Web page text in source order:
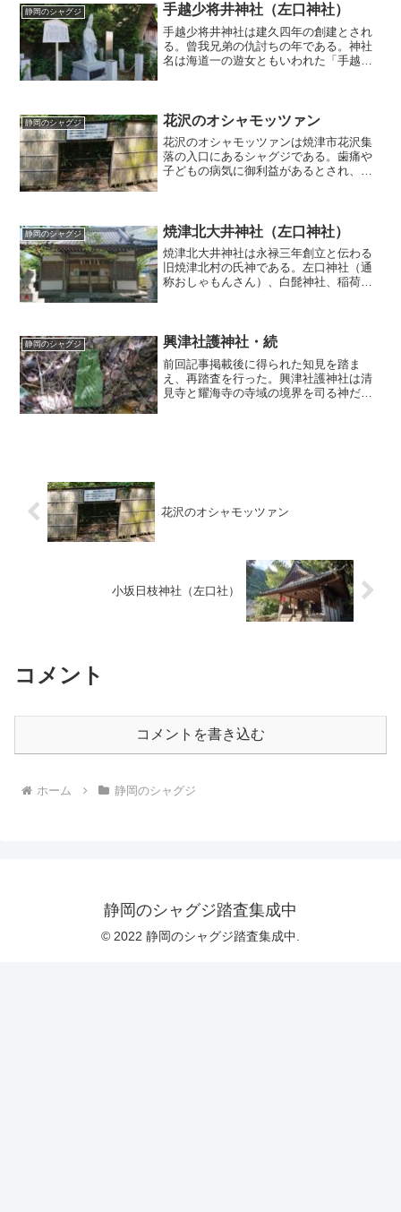
静岡のシャグジ 手越少将井神社（左口神社）
手越少将井神社は建久四年の創建とされ
る。曾我兄弟の仇討ちの年である。神社
名は海道一の遊女ともいわれた「手越の
静岡のシャグジ 花沢のオシャモッツァン
花沢のオシャモッツァンは焼津市花沢集
落の入口にあるシャグジである。歯痛や
子どもの病気に御利益があるとされ、耳
静岡のシャグジ 焼津北大井神社（左口神社）
焼津北大井神社は永禄三年創立と伝わる
旧焼津北村の氏神である。左口神社（通
称おしゃもんさん）、白髭神社、稲荷神
静岡のシャグジ 興津社護神社・続
前回記事掲載後に得られた知見を踏ま
え、再踏査を行った。興津社護神社は清
見寺と耀海寺の寺域の境界を司る神だっ
花沢のオシャモッツァン
小坂日枝神社（左口社）
コメント
コメントを書き込む
ホーム 静岡のシャグジ
静岡のシャグジ踏査集成中
© 2022 静岡のシャグジ踏査集成中.